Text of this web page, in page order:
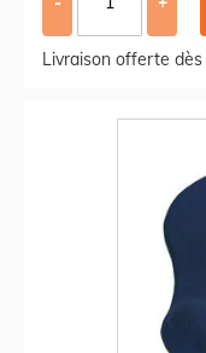
Livraison offerte dès